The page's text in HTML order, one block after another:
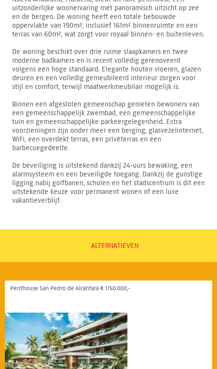
uitzonderlijke woonervaring met panoramisch uitzicht op zee
en de bergen. De woning heeft een totale bebouwde
oppervlakte van 190m², inclusief 161m² binnenruimte en een
terras van 60m², wat zorgt voor royaal binnen- en buitenleven.
De woning beschikt over drie ruime slaapkamers en twee
moderne badkamers en is recent volledig gerenoveerd
volgens een hoge standaard. Elegante houten vloeren, glazen
deuren en een volledig gemeubileerd interieur zorgen voor
stijl en comfort, terwijl maatwerkmeubilair mogelijk is.
Binnen een afgesloten gemeenschap genieten bewoners van
een gemeenschappelijk zwembad, een gemeenschappelijke
tuin en gemeenschappelijke parkeergelegenheid. Extra
voorzieningen zijn onder meer een berging, glasvezelinternet,
WiFi, een overdekt terras, een privéterras en een
barbecuegedeelte.
De beveiliging is uitstekend dankzij 24-uurs bewaking, een
alarmsysteem en een beveiligde toegang. Dankzij de gunstige
ligging nabij golfbanen, scholen en het stadscentrum is dit een
uitstekende keuze voor permanent wonen of een luxe
vakantieverblijf.
ALTERNATIEVEN
Penthouse San Pedro de Alcántara € 1.150.000,-